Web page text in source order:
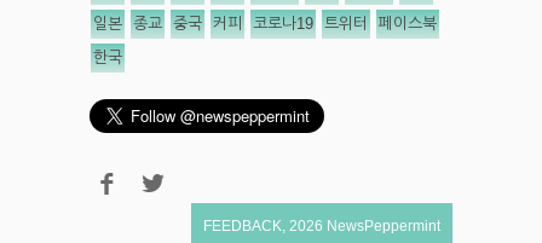
일본 종교 중국 커피 코로나19 트위터 페이스북
한국
FEEDBACK 2026 NewsPeppermint